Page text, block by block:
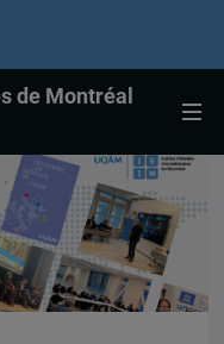
de Montréal